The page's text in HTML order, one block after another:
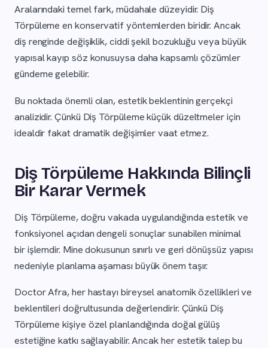
Aralarındaki temel fark, müdahale düzeyidir. Diş
Törpüleme en konservatif yöntemlerden biridir. Ancak
diş renginde değişiklik, ciddi şekil bozukluğu veya büyük
yapısal kayıp söz konusuysa daha kapsamlı çözümler
gündeme gelebilir.
Bu noktada önemli olan, estetik beklentinin gerçekçi
analizidir. Çünkü Diş Törpüleme küçük düzeltmeler için
idealdir fakat dramatik değişimler vaat etmez.
Diş Törpüleme Hakkında Bilinçli
Bir Karar Vermek
Diş Törpüleme, doğru vakada uygulandığında estetik ve
fonksiyonel açıdan dengeli sonuçlar sunabilen minimal
bir işlemdir. Mine dokusunun sınırlı ve geri dönüşsüz yapısı
nedeniyle planlama aşaması büyük önem taşır.
Doctor Afra, her hastayı bireysel anatomik özellikleri ve
beklentileri doğrultusunda değerlendirir. Çünkü Diş
Törpüleme kişiye özel planlandığında doğal gülüş
estetiğine katkı sağlayabilir. Ancak her estetik talep bu